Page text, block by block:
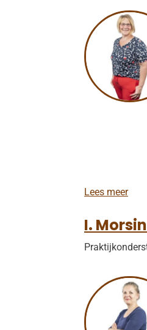
A
v
e
s
t
Lees meerC
e
s
r
p
I.